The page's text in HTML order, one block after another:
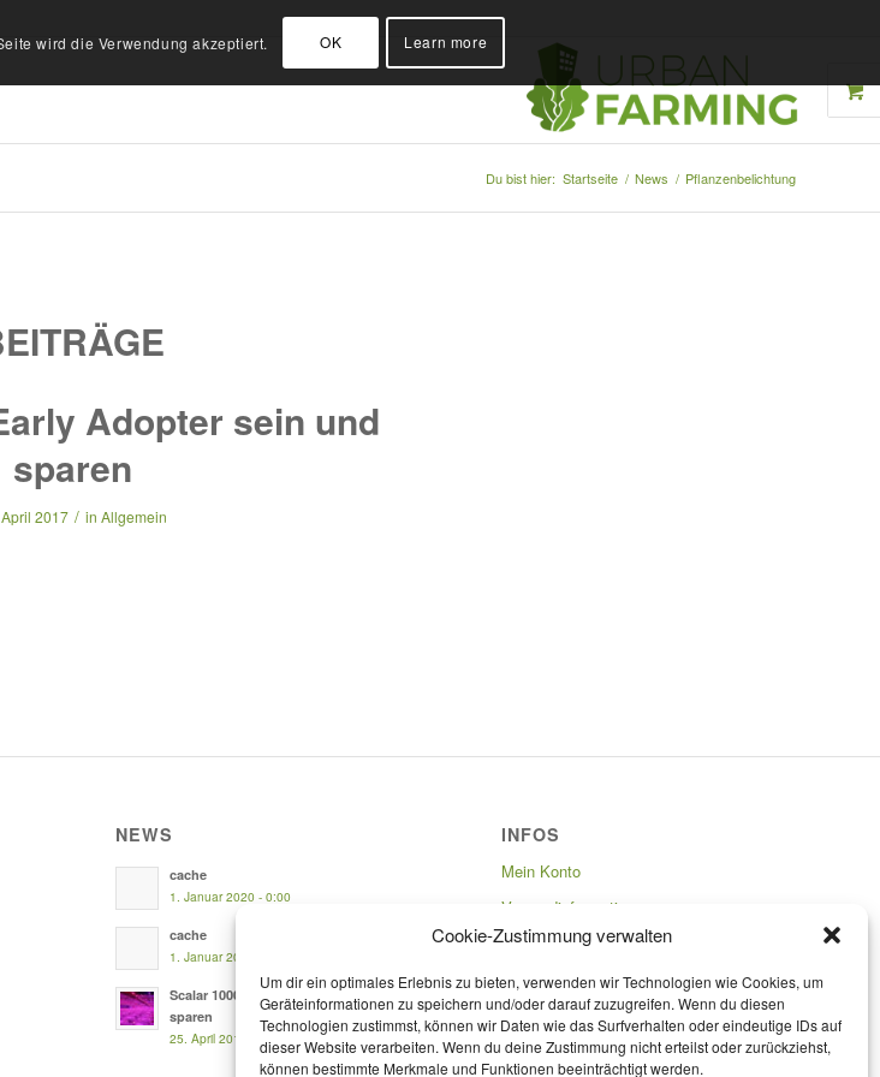
Cookie-Zustimmung verwalten
Um dir ein optimales Erlebnis zu bieten, verwenden wir Technologien wie Cookies, um
Geräteinformationen zu speichern und/oder darauf zuzugreifen. Wenn du diesen
Technologien zustimmst, können wir Daten wie das Surfverhalten oder eindeutige IDs auf
dieser Website verarbeiten. Wenn du deine Zustimmung nicht erteilst oder zurückziehst,
können bestimmte Merkmale und Funktionen beeinträchtigt werden.
Du bist hier: Startseite / News / Pflanzenbelichtung
Adopter sein und
sparen
2017 / in Allgemein
NEWS
cache
1. Januar 2020 - 0:00
cache
1. Januar 2020 - 0:00
Scalar 1000- Early Adopter sein und
sparen
25. April 2017 - 14:54
INFOS
Mein Konto
Versandinformationen
Zahlungsmöglichkeiten
Widerrufsbelehrung
Datenschutzbelehrung
AGB
wird die Verwendung akzeptiert. OK Learn more